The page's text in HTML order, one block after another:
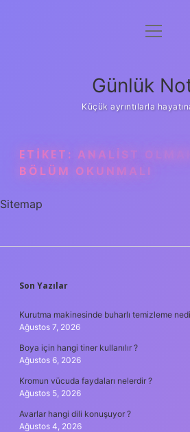
Anasayfa
Yasal Uyarı
menüyü
Günlük
Küçük ayrıntılarla
ETIKET: ANALIST
BÖLÜM OKUNMALI
Sitemap
SIDEBAR
Son Yazılar
Kurutma makinesinde buharlı temizleme
Ağustos 7, 2026
Boya için hangi tiner kullanılır ?
Ağustos 6, 2026
Kromun vücuda faydaları nelerdir ?
Ağustos 5, 2026
Avarlar hangi dili konuşuyor ?
Ağustos 4, 2026